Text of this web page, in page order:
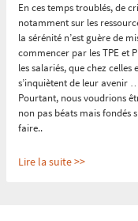
En ces temps troublés, de
notamment sur les
la sérénité n’est guère de
commencer par les TPE et
les salariés, que chez
s’inquiètent de leur avenir
Pourtant, nous voudrions
non pas béats mais fondés
faire..
Lire la suite >>